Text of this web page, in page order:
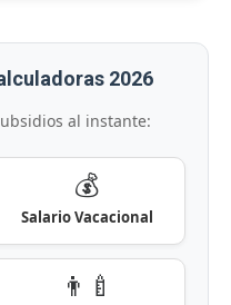
2026
al instante:
💰
Salario Vacacional
👨‍🍼